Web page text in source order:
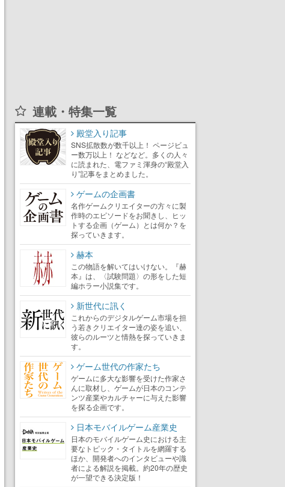
連載・特集一覧
殿堂入り記事
SNS拡散数が数千以上！ ページビュ
ー数万以上！ などなど。多くの人々
に読まれた、電ファミ渾身の“殿堂入
り”記事をまとめました。
ゲームの企画書
名作ゲームクリエイターの方々に製
作時のエピソードをお聞きし、ヒッ
トする企画（ゲーム）とは何か？を
探っていきます。
赫本
この物語を解いてはいけない。『赫
本』は、〈試験問題〉の形をした短
編ホラー小説集です。
新世代に訊く
これからのデジタルゲーム市場を担
う若きクリエイター達の姿を追い、
彼らのルーツと情熱を探っていきま
す。
ゲーム世代の作家たち
ゲームに多大な影響を受けた作家さ
んに取材し、ゲームが日本のコンテ
ンツ産業やカルチャーに与えた影響
を探る企画です。
日本モバイルゲーム産業史
日本のモバイルゲーム史における主
要なトピック・タイトルを網羅する
ほか、開発者へのインタビューや識
者による解説を掲載。約20年の歴史
が一望できる決定版！